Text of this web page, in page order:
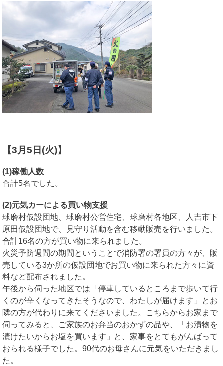
【3月5日(火)】
(1)稼働人数
合計5名でした。
(2)元気カーによる買い物支援
球磨村仮設団地、球磨村公営住宅、球磨村各地区、人吉市下
原田仮設団地で、見守り活動を含む移動販売を行いました。
合計16名の方が買い物に来られました。
火災予防週間の期間ということで消防署の署員の方々が、販
売している3か所の仮設団地でお買い物に来られた方々に資
料など配布されました。
午後から伺った地区では「停車しているところまで歩いて行
くのが辛くなってきたそうなので、わたしが届けます」とお
隣の方が代わりに来てくださいました。こちらからお家まで
伺ってみると、ご家族のお弁当のおかずの品や、「お漬物を
漬けたいからお塩を買います」と、家事をとてもがんばって
おられる様子でした。90代のお母さんに元気をいただきまし
た。